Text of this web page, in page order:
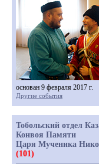
основан 9 февраля 2017 г.
Другие события
Тобольский отдел
Конвоя Памяти
Царя Мученика
(101)